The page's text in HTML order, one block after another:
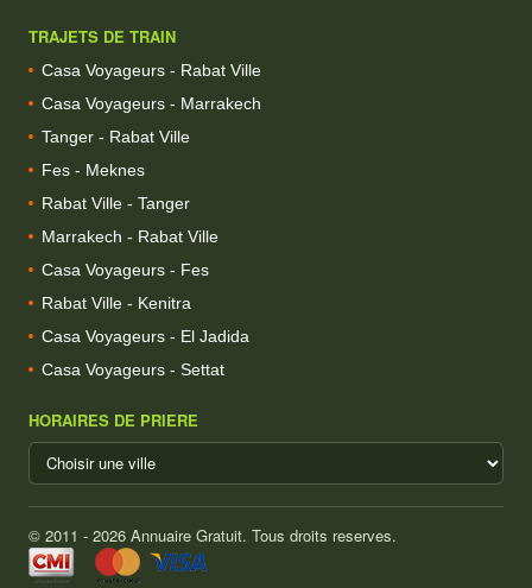
TRAJETS DE TRAIN
Casa Voyageurs - Rabat Ville
Casa Voyageurs - Marrakech
Tanger - Rabat Ville
Fes - Meknes
Rabat Ville - Tanger
Marrakech - Rabat Ville
Casa Voyageurs - Fes
Rabat Ville - Kenitra
Casa Voyageurs - El Jadida
Casa Voyageurs - Settat
HORAIRES DE PRIERE
© 2011 - 2026 Annuaire Gratuit. Tous droits reserves.